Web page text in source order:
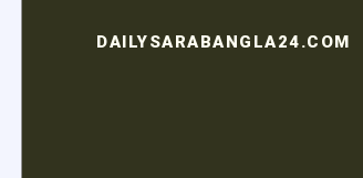
DAILYSARABANGLA24.COM